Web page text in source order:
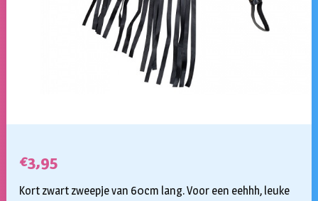
€3,95
Kort zwart zweepje van 60cm lang. Voor een eehhh, leuke